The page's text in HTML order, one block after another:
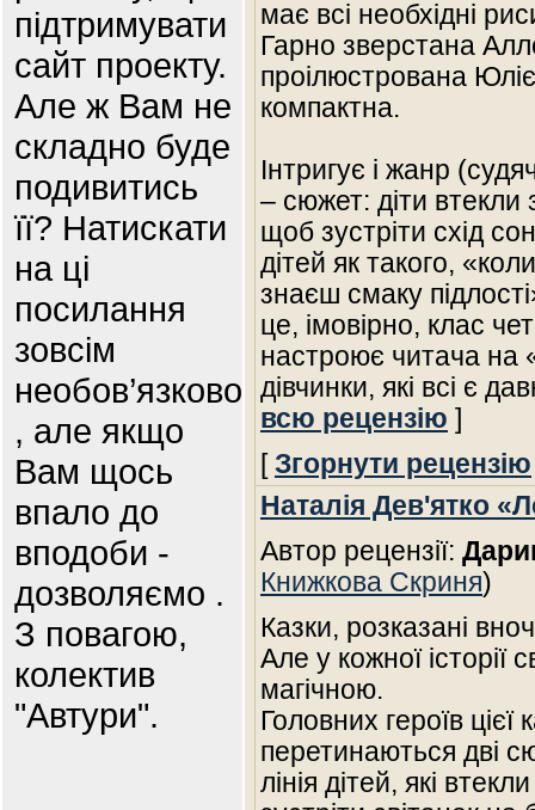
підтримувати
сайт проекту.
Але ж Вам не
складно буде
подивитись
її? Натискати
на ці
посилання
зовсім
необов’язково
, але якщо
Вам щось
впало до
вподоби -
дозволяємо .
З повагою,
колектив
"Автури".
має всі необхідні
Гарно зверстана
проілюстрована
компактна.
Інтригує і жанр
– сюжет: діти втекли
щоб зустріти схід
дітей як такого,
знаєш смаку
це, імовірно, клас
настроює читача на
дівчинки, які всі є
всю рецензію ]
[ Згорнути рецензію
Наталія Дев'ятко
Автор рецензії:
Книжкова Скриня)
Казки, розказані
Але у кожної історії
магічною.
Головних героїв цієї
перетинаються дві
лінія дітей, які